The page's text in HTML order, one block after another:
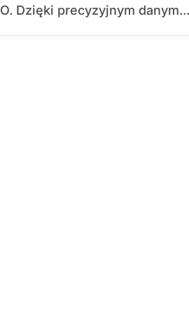
Dzięki precyzyjnym danym...